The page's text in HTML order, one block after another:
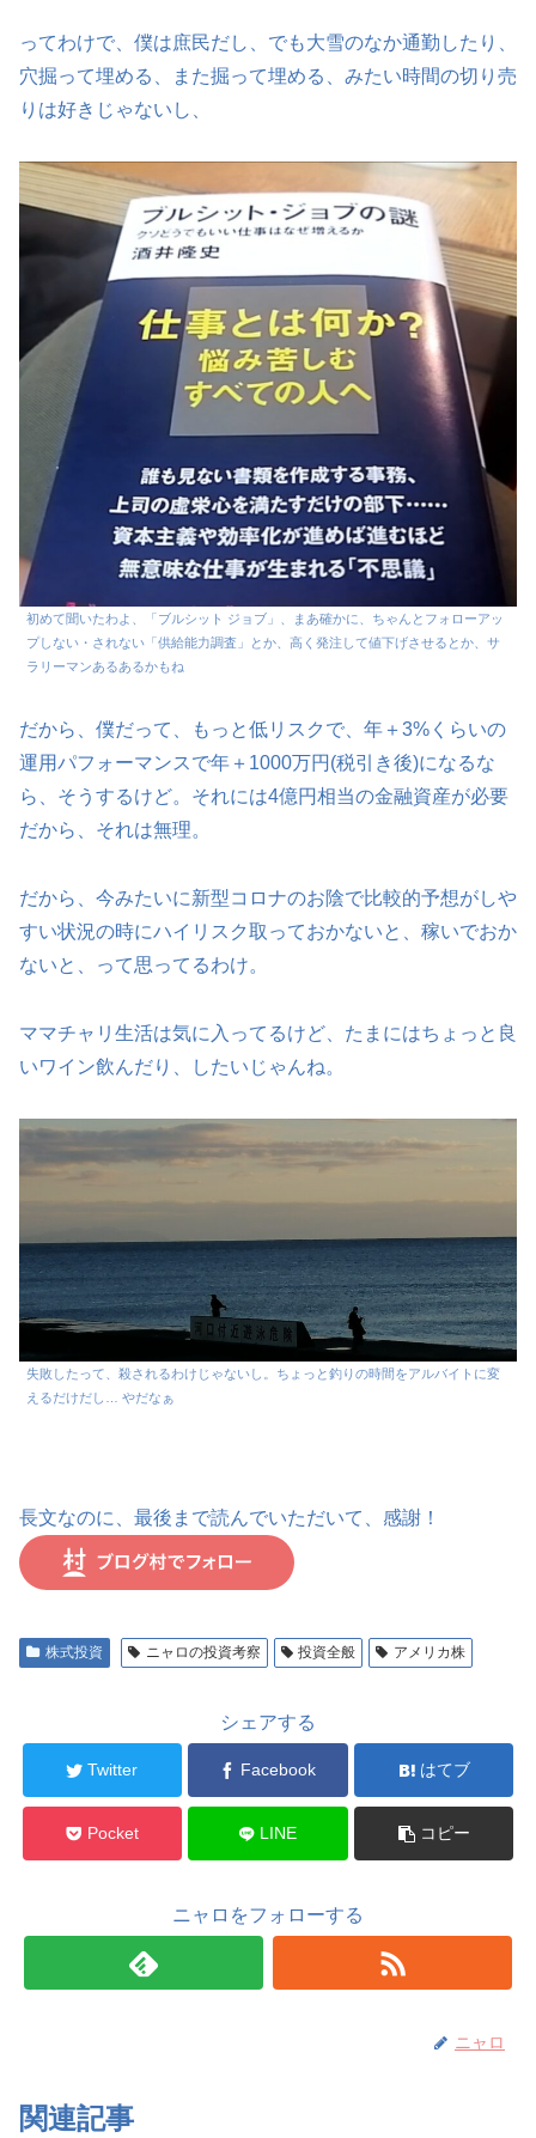
ってわけで、僕は庶民だし、でも大雪のなか通勤したり、
穴掘って埋める、また掘って埋める、みたい時間の切り売
りは好きじゃないし、
初めて聞いたわよ、「ブルシット ジョブ」、まあ確かに、ちゃんとフォローアッ
プしない・されない「供給能力調査」とか、高く発注して値下げさせるとか、サ
ラリーマンあるあるかもね
だから、僕だって、もっと低リスクで、年＋3%くらいの
運用パフォーマンスで年＋1000万円(税引き後)になるな
ら、そうするけど。それには4億円相当の金融資産が必要
だから、それは無理。
だから、今みたいに新型コロナのお陰で比較的予想がしや
すい状況の時にハイリスク取っておかないと、稼いでおか
ないと、って思ってるわけ。
ママチャリ生活は気に入ってるけど、たまにはちょっと良
いワイン飲んだり、したいじゃんね。
失敗したって、殺されるわけじゃないし。ちょっと釣りの時間をアルバイトに変
えるだけだし… やだなぁ
長文なのに、最後まで読んでいただいて、感謝！
株式投資 ニャロの投資考察 投資全般 アメリカ株
シェアする
Twitter Facebook はてブ
Pocket LINE コピー
ニャロをフォローする
ニャロ
関連記事